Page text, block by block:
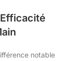
notable